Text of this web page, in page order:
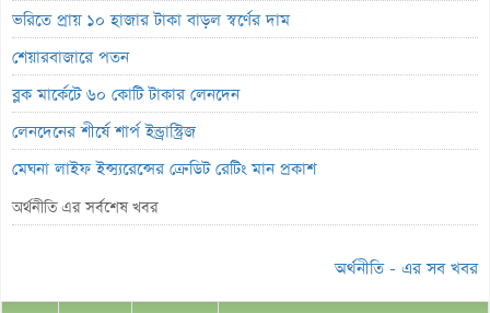
ভরিতে প্রায় ১০ হাজার টাকা বাড়ল স্বর্ণের দাম
শেয়ারবাজারে পতন
ব্লক মার্কেটে ৬০ কোটি টাকার লেনদেন
লেনদেনের শীর্ষে শার্প ইন্ড্রাস্ট্রিজ
মেঘনা লাইফ ইন্স্যুরেন্সের ক্রেডিট রেটিং মান প্রকাশ
ব্যাংক হিসাব জব্দ ও এলসি সংকটে উৎপাদন বন্ধ: এস.আলম কোল্ড রোলড
অর্থনীতি এর সর্বশেষ খবর
অর্থনীতি - এর সব খবর